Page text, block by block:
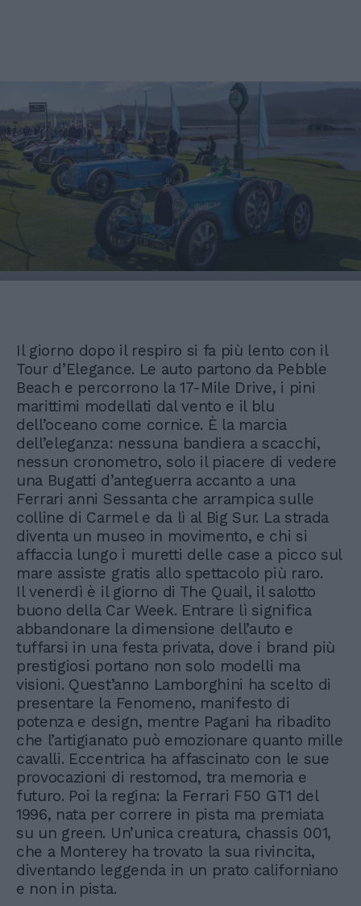
Il giorno dopo il respiro si fa più lento con il
Tour d’Elegance. Le auto partono da Pebble
Beach e percorrono la 17-Mile Drive, i pini
marittimi modellati dal vento e il blu
dell’oceano come cornice. È la marcia
dell’eleganza: nessuna bandiera a scacchi,
nessun cronometro, solo il piacere di vedere
una Bugatti d’anteguerra accanto a una
Ferrari anni Sessanta che arrampica sulle
colline di Carmel e da lì al Big Sur. La strada
diventa un museo in movimento, e chi si
affaccia lungo i muretti delle case a picco sul
mare assiste gratis allo spettacolo più raro.
Il venerdì è il giorno di The Quail, il salotto
buono della Car Week. Entrare lì significa
abbandonare la dimensione dell’auto e
tuffarsi in una festa privata, dove i brand più
prestigiosi portano non solo modelli ma
visioni. Quest’anno Lamborghini ha scelto di
presentare la Fenomeno, manifesto di
potenza e design, mentre Pagani ha ribadito
che l’artigianato può emozionare quanto mille
cavalli. Eccentrica ha affascinato con le sue
provocazioni di restomod, tra memoria e
futuro. Poi la regina: la Ferrari F50 GT1 del
1996, nata per correre in pista ma premiata
su un green. Un’unica creatura, chassis 001,
che a Monterey ha trovato la sua rivincita,
diventando leggenda in un prato californiano
e non in pista.